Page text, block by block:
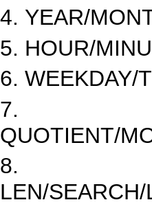
YEAR/
HOUR/
WEEKDAY/
QUOTIENT/
LEN/